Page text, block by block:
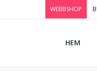
WEBBSHOP
HEM